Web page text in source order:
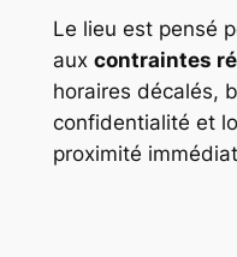
Le lieu est pensé
aux contraintes
horaires décalés,
confidentialité et
proximité